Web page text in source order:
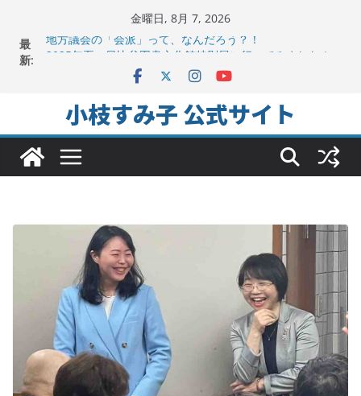
金曜日, 8月 7, 2026
最
新:
地方議会の「会派」って、なんだろう？！
ちよだの声ニュース No,9発信しました！
会」に参加
ヒートアイランド緩和のキーワードは「水と緑と風」
小枝すみ子 公式サイト